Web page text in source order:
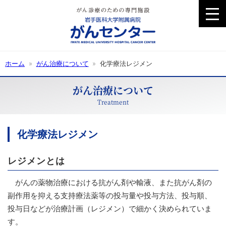
�
�
j
�
ホーム がん治療について 化学療法レジメン
がん治療について
Treatment
化学療法レジメン
レジメンとは
がんの薬物治療における抗がん剤や輸液、また抗がん剤の
副作用を抑える支持療法薬等の投与量や投与方法、投与順、
投与日などが治療計画（レジメン）で細かく決められていま
す。